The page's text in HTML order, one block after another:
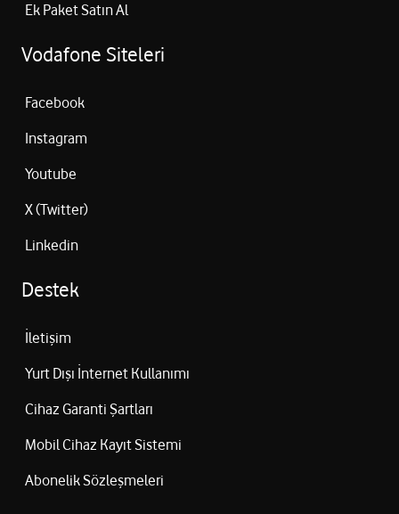
Ek Paket Satın Al
Vodafone Siteleri
Facebook
Instagram
Youtube
X (Twitter)
Linkedin
Destek
İletişim
Yurt Dışı İnternet Kullanımı
Cihaz Garanti Şartları
Mobil Cihaz Kayıt Sistemi
Abonelik Sözleşmeleri